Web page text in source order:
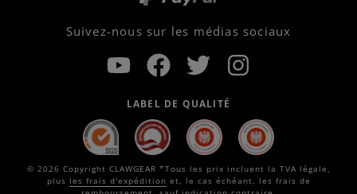
Suivez-nous sur les médias sociaux
LABEL DE QUALITÉ
© 2026 Copyright CLAWGEAR *Tous les prix incluent la TVA légale,
plus les frais d'expédition et, le cas échéant, les frais de